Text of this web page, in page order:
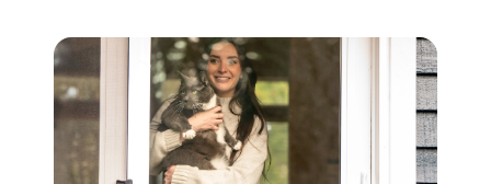
länger weg von daheim ist. Mittlerweile
bin ich auch zu einem riesen Pflanzenfan
geworden und biete auch gerne
zusätzliche Hilfe an wenn ich schon da
bin (Pflanzen bewässern oder sonstiges).
Schreib mich gerne einfach an und wir
reden was dir so vorschwebt und du